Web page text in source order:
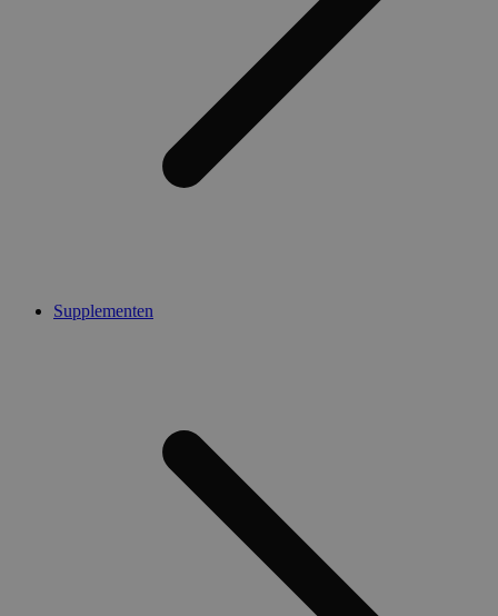
Supplementen